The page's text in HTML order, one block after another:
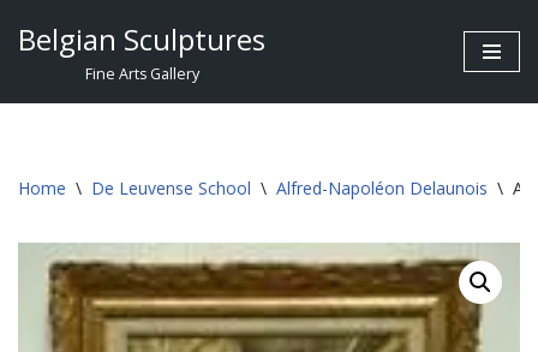
Belgian Sculptures
Fine Arts Gallery
Home \ De Leuvense School \ Alfred-Napoléon Delaunois \